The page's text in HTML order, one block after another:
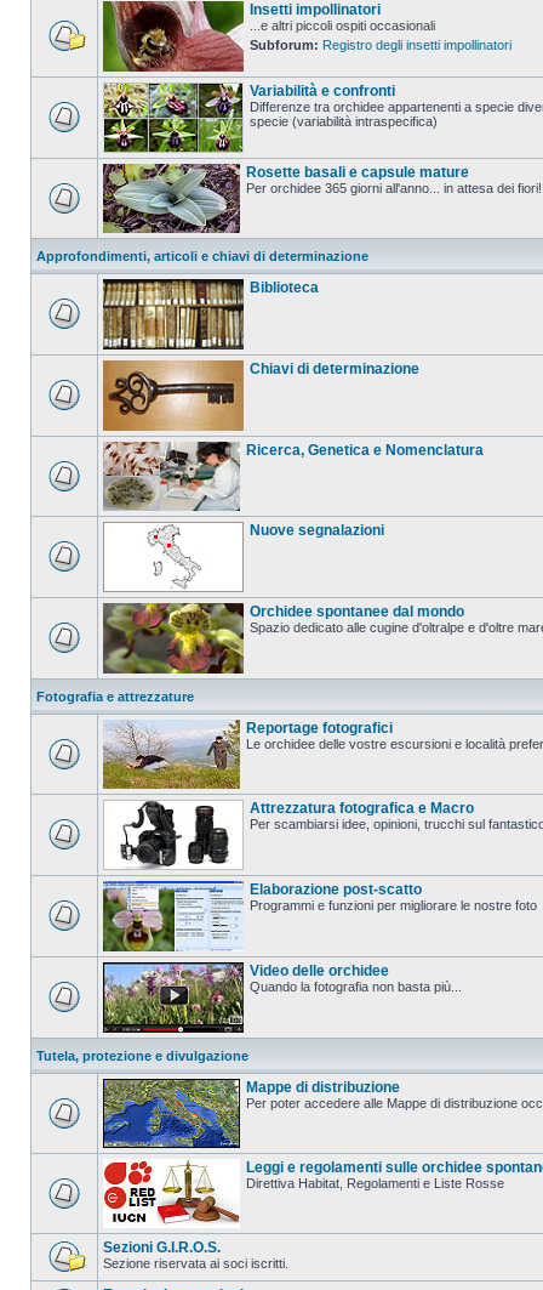
Insetti impollinatori
...e altri piccoli ospiti occasionali
Subforum: Registro degli insetti impollinatori
Variabilità e confronti
Differenze tra orchidee appartenenti a specie
specie (variabilità intraspecifica)
Rosette basali e capsule mature
Per orchidee 365 giorni all'anno... in attesa dei fiori!
Approfondimenti, articoli e chiavi di determinazione
Biblioteca
Chiavi di determinazione
Ricerca, Genetica e Nomenclatura
Nuove segnalazioni
Orchidee spontanee dal mondo
Spazio dedicato alle cugine d'oltralpe e d'oltre
Fotografia e attrezzature
Reportage fotografici
Le orchidee delle vostre escursioni e località
Attrezzatura fotografica e Macro
Per scambiarsi idee, opinioni, trucchi sul
Elaborazione post-scatto
Programmi e funzioni per migliorare le nostre foto
Video delle orchidee
Quando la fotografia non basta più...
Tutela, protezione e divulgazione
Mappe di distribuzione
Per poter accedere alle Mappe di distribuzione
Leggi e regolamenti sulle orchidee
Direttiva Habitat, Regolamenti e Liste Rosse
Sezioni G.I.R.O.S.
Sezione riservata ai soci iscritti.